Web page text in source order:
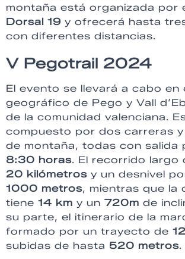
montaña está organizada por
Dorsal 19 y ofrecerá hasta
con diferentes distancias.
V Pegotrail 2024
El evento se llevará a cabo en
geográfico de Pego y Vall
de la comunidad valenciana.
compuesto por dos carreras y
de montaña, todas con salida
8:30 horas. El recorrido largo
20 kilómetros y un desnivel
1000 metros, mientras que la
tiene 14 km y un 720m de
su parte, el itinerario de la
formado por un trayecto de
subidas de hasta 520 metros.